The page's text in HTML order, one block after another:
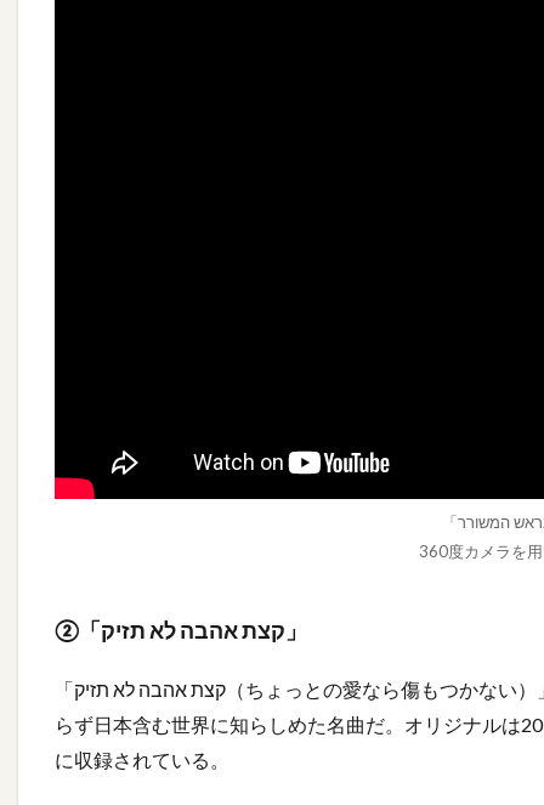
360度カメラを
②「קצת אהבה לא תזיק」
「קצת אהבה לא תזיק（ちょっとの愛なら傷もつかない）」はアロン・エデルというSSWの存在をイスラエルのみな
らず日本含む世界に知らしめた名曲だ。オリジナルは
に収録されている。